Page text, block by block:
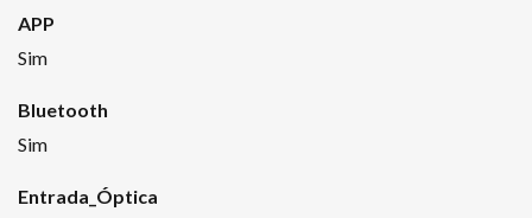
APP
Sim
Bluetooth
Sim
Entrada_Óptica